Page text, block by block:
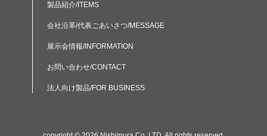
製品紹介/ITEMS
会社沿革/代表ごあいさつ/MESSAGE
展示会情報/INFORMATION
お問い合わせ/CONTACT
法人向け製品/FOR BUSINESS